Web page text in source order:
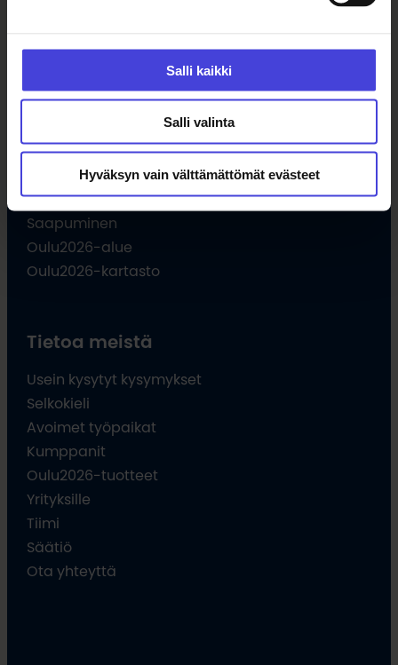
Salli kaikki
Salli valinta
Hyväksyn vain välttämättömät evästeet
Tule vapaaehtoiseksi
Hankkeet
Vieraile
Saapuminen
Oulu2026-alue
Oulu2026-kartasto
Tietoa meistä
Usein kysytyt kysymykset
Selkokieli
Avoimet työpaikat
Kumppanit
Oulu2026-tuotteet
Yrityksille
Tiimi
Säätiö
Ota yhteyttä